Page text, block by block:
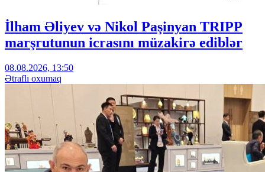
İlham Əliyev və Nikol Paşinyan TRIPP
marşrutunun icrasını müzakirə ediblər
08.08.2026, 13:50
Ətraflı oxumaq